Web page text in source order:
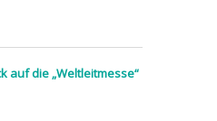
auf die „Weltleitmesse“